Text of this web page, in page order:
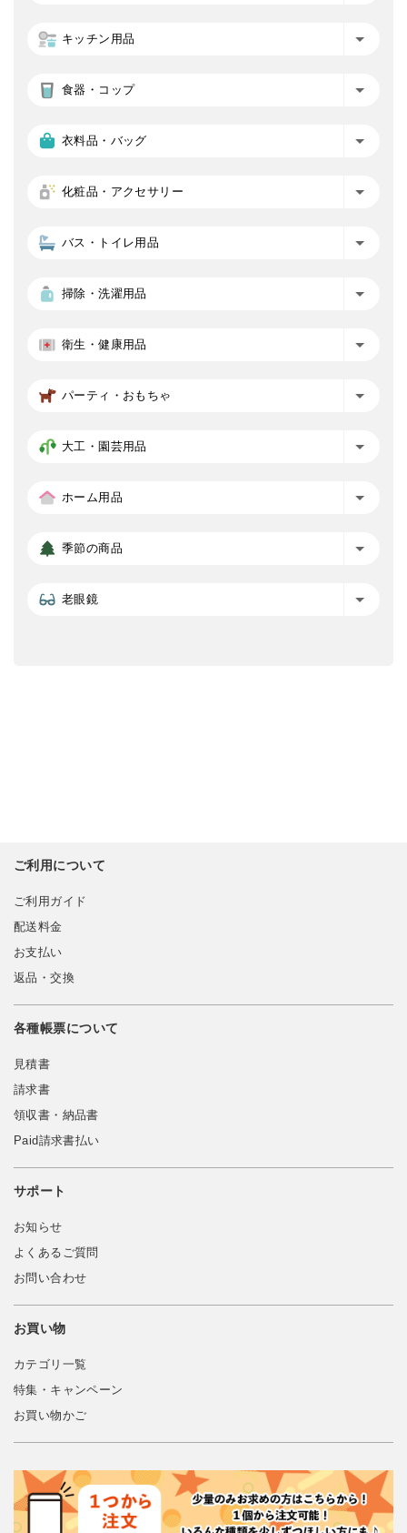
キッチン用品
食器・コップ
衣料品・バッグ
化粧品・アクセサリー
バス・トイレ用品
掃除・洗濯用品
衛生・健康用品
パーティ・おもちゃ
大工・園芸用品
ホーム用品
季節の商品
老眼鏡
ご利用について
ご利用ガイド
配送料金
お支払い
返品・交換
各種帳票について
見積書
請求書
領収書・納品書
Paid請求書払い
サポート
お知らせ
よくあるご質問
お問い合わせ
お買い物
カテゴリ一覧
特集・キャンペーン
お買い物かご